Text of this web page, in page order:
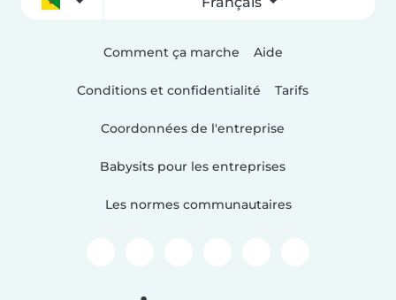
Comment ça marche Aide
Conditions et confidentialité Tarifs
Coordonnées de l'entreprise
Babysits pour les entreprises
Les normes communautaires